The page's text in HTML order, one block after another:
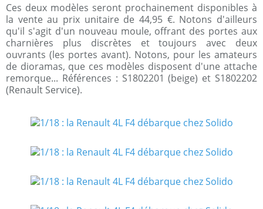
Ces deux modèles seront prochainement disponibles à
la vente au prix unitaire de 44,95 €. Notons d'ailleurs
qu'il s'agit d'un nouveau moule, offrant des portes aux
charnières plus discrètes et toujours avec deux
ouvrants (les portes avant). Notons, pour les amateurs
de dioramas, que ces modèles disposent d'une attache
remorque... Références : S1802201 (beige) et S1802202
(Renault Service).